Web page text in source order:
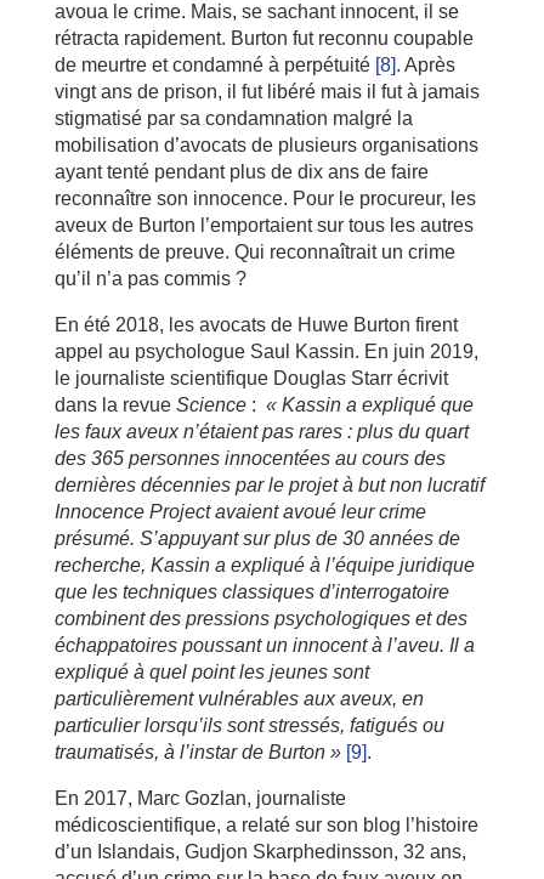
avoua le crime. Mais, se sachant innocent, il se
rétracta rapidement. Burton fut reconnu coupable
de meurtre et condamné à perpétuité [8]. Après
vingt ans de prison, il fut libéré mais il fut à jamais
stigmatisé par sa condamnation malgré la
mobilisation d’avocats de plusieurs organisations
ayant tenté pendant plus de dix ans de faire
reconnaître son innocence. Pour le procureur, les
aveux de Burton l’emportaient sur tous les autres
éléments de preuve. Qui reconnaîtrait un crime
qu’il n’a pas commis ?
En été 2018, les avocats de Huwe Burton firent
appel au psychologue Saul Kassin. En juin 2019,
le journaliste scientifique Douglas Starr écrivit
dans la revue Science: « Kassin a expliqué que
les faux aveux n’étaient pas rares : plus du quart
des 365 personnes innocentées au cours des
dernières décennies par le projet à but non lucratif
Innocence Project avaient avoué leur crime
présumé. S’appuyant sur plus de 30 années de
recherche, Kassin a expliqué à l’équipe juridique
que les techniques classiques d’interrogatoire
combinent des pressions psychologiques et des
échappatoires poussant un innocent à l’aveu. Il a
expliqué à quel point les jeunes sont
particulièrement vulnérables aux aveux, en
particulier lorsqu’ils sont stressés, fatigués ou
traumatisés, à l’instar de Burton » [9].
En 2017, Marc Gozlan, journaliste
médicoscientifique, a relaté sur son blog l’histoire
d’un Islandais, Gudjon Skarphedinsson, 32 ans,